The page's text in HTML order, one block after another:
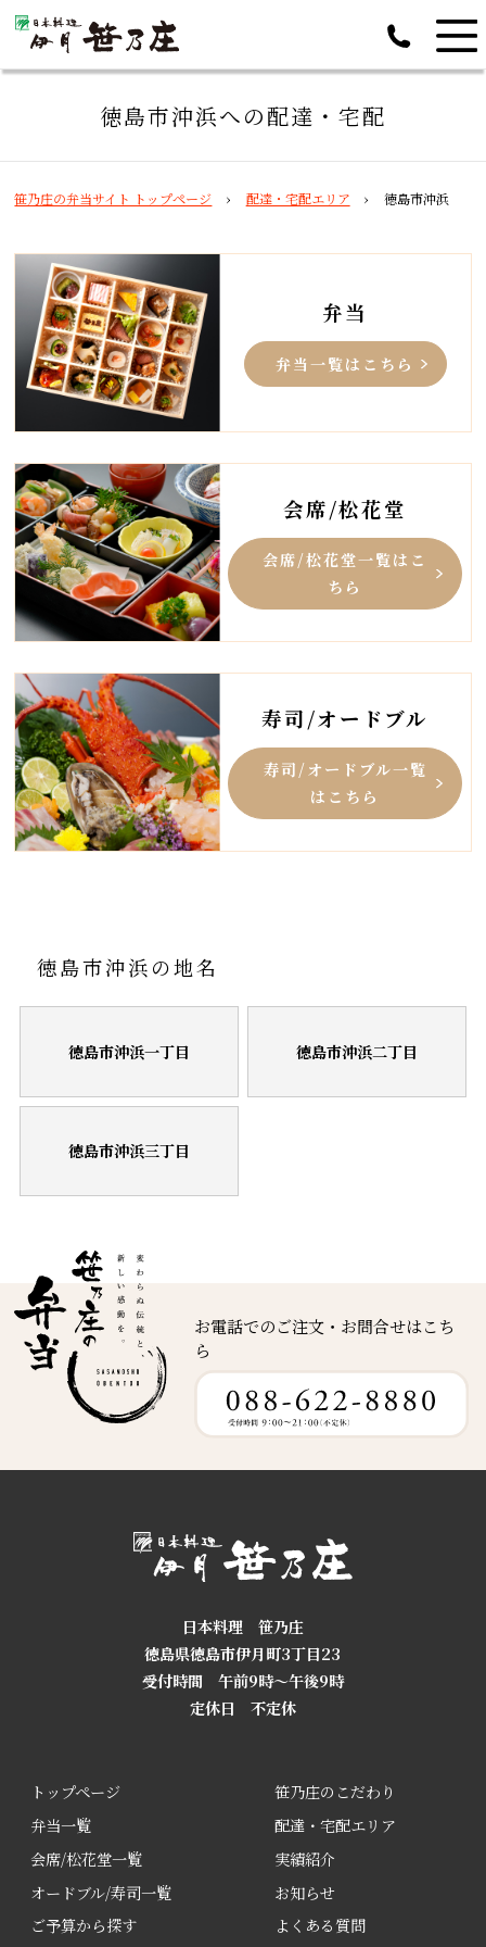
徳島市沖浜への配達・宅配
笹乃庄の弁当サイト トップページ 配達・宅配エリア 徳島市沖浜
弁当
弁当一覧はこちら
会席/松花堂
会席/松花堂一覧はこ
ちら
寿司/オードブル
寿司/オードブル一覧
はこちら
徳島市沖浜の地名
徳島市沖浜一丁目 徳島市沖浜二丁目
徳島市沖浜三丁目
お電話でのご注文・お問合せはこち
ら
日本料理 笹乃庄
徳島県徳島市伊月町3丁目23
受付時間 午前9時～午後9時
定休日 不定休
トップページ
弁当一覧
会席/松花堂一覧
オードブル/寿司一覧
ご予算から探す
笹乃庄のこだわり
配達・宅配エリア
実績紹介
お知らせ
よくある質問